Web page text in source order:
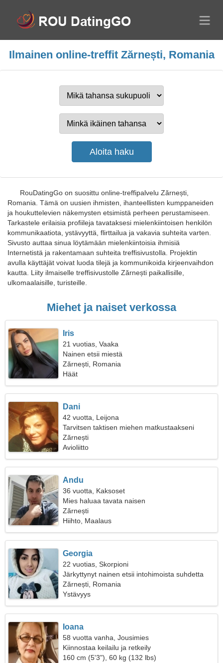
Ilmainen online-treffit Zărnești, Romania
RouDatingGo on suosittu online-treffipalvelu Zărnești,
Romania. Tämä on uusien ihmisten, ihanteellisten kumppaneiden
ja houkuttelevien näkemysten etsimistä perheen perustamiseen.
Tarkastele erilaisia profiileja tavataksesi mielenkiintoisen henkilön
kommunikaatiota, ystävyyttä, flirttailua ja vakavia suhteita varten.
Sivusto auttaa sinua löytämään mielenkiintoisia ihmisiä
Internetistä ja rakentamaan suhteita treffisivustolla. Projektin
avulla käyttäjät voivat luoda tilejä ja kommunikoida kirjeenvaihdon
kautta. Liity ilmaiselle treffisivustolle Zărnești paikallisille,
ulkomaalaisille, turisteille.
Miehet ja naiset verkossa
Iris
21 vuotias, Vaaka
Nainen etsii miestä
Zărnești, Romania
Häät
Dani
42 vuotta, Leijona
Tarvitsen taktisen miehen matkustaakseni
Zărnești
Avioliitto
Andu
36 vuotta, Kaksoset
Mies haluaa tavata naisen
Zărnești
Hiihto, Maalaus
Georgia
22 vuotias, Skorpioni
Järkyttynyt nainen etsii intohimoista suhdetta
Zărnești, Romania
Ystävyys
Ioana
58 vuotta vanha, Jousimies
Kiinnostaa keilailu ja retkeily
160 cm (5'3"), 60 kg (132 lbs)